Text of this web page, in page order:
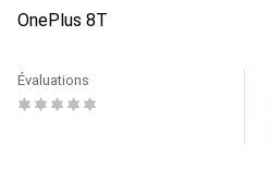
OnePlus 8T
Évaluations